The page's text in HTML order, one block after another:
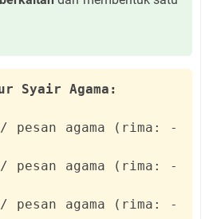
Syair Agama:
agama (rima: -
agama (rima: -
agama (rima: -